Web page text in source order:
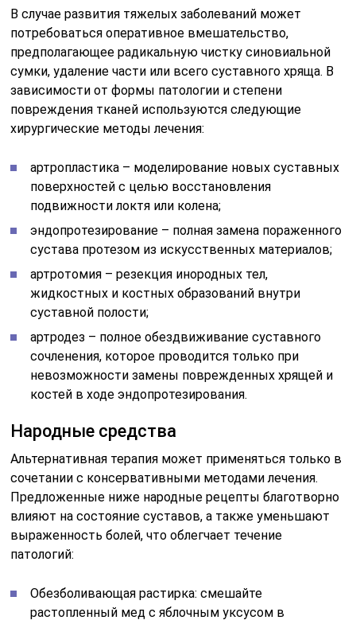
В случае развития тяжелых заболеваний может
потребоваться оперативное вмешательство,
предполагающее радикальную чистку синовиальной
сумки, удаление части или всего суставного хряща. В
зависимости от формы патологии и степени
повреждения тканей используются следующие
хирургические методы лечения:
артропластика – моделирование новых суставных
поверхностей с целью восстановления
подвижности локтя или колена;
эндопротезирование – полная замена пораженного
сустава протезом из искусственных материалов;
артротомия – резекция инородных тел,
жидкостных и костных образований внутри
суставной полости;
артродез – полное обездвиживание суставного
сочленения, которое проводится только при
невозможности замены поврежденных хрящей и
костей в ходе эндопротезирования.
Народные средства
Альтернативная терапия может применяться только в
сочетании с консервативными методами лечения.
Предложенные ниже народные рецепты благотворно
влияют на состояние суставов, а также уменьшают
выраженность болей, что облегчает течение
патологий:
Обезболивающая растирка: смешайте
растопленный мед с яблочным уксусом в